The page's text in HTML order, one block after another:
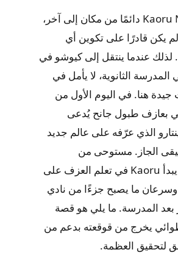
يتنقل Kaoru Nishimi دائمًا من مكان إلى آخر،
يكن قادرًا على تكوين أي
لذلك عندما ينتقل إلى كيوشو في
المدرسة الثانوية، لا يأمل في
هنا. في اليوم الأول من
بعازف طبول جانح يُدعى
الذي عرّفه على عالم جديد
الجاز. مستوحى من
Kawabuchi، يبدأ Kaoru في تعلم العزف على
وسرعان ما يصبح جزءًا من نادي
بعد المدرسة. ما يلي هو قصة
يخرج من قوقعته بدعم من
لتحقيق العظمة.